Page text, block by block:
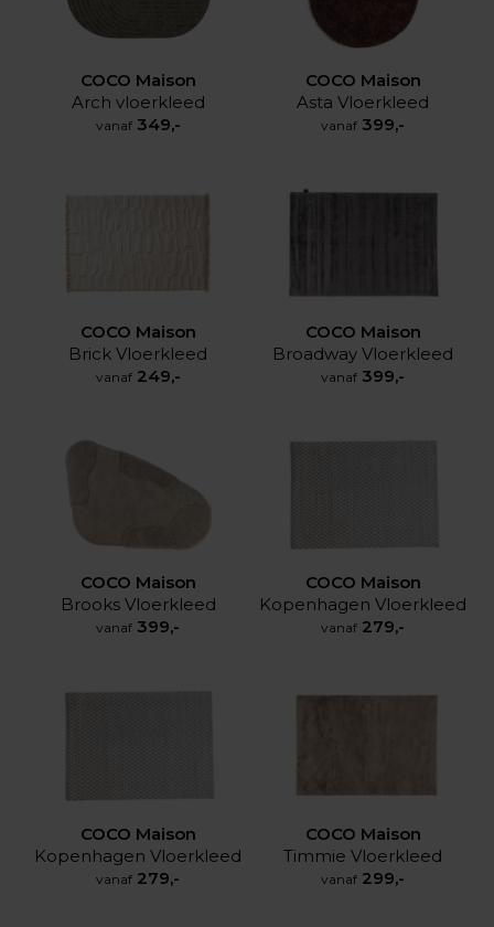
COCO Maison
Arch vloerkleed
vanaf 349,-
COCO Maison
Asta Vloerkleed
vanaf 399,-
COCO Maison
Brick Vloerkleed
vanaf 249,-
COCO Maison
Broadway Vloerkleed
vanaf 399,-
COCO Maison
Brooks Vloerkleed
vanaf 399,-
COCO Maison
Kopenhagen Vloerkleed
vanaf 279,-
COCO Maison
Kopenhagen Vloerkleed
vanaf 279,-
COCO Maison
Timmie Vloerkleed
vanaf 299,-